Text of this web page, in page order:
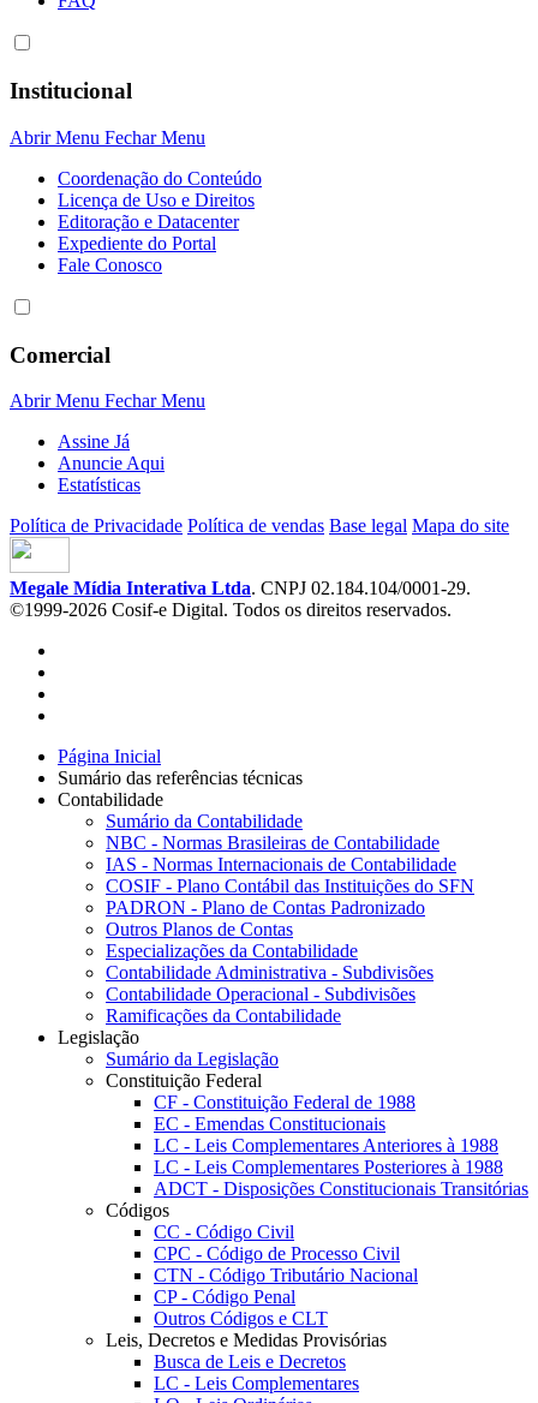
Institucional
Abrir Menu Fechar Menu
Coordenação do Conteúdo
Licença de Uso e Direitos
Editoração e Datacenter
Expediente do Portal
Fale Conosco
Comercial
Abrir Menu Fechar Menu
Assine Já
Anuncie Aqui
Estatísticas
Política de Privacidade Política de vendas Base legal Mapa do site
Megale Mídia Interativa Ltda. CNPJ 02.184.104/0001-29.
©1999-2026 Cosif-e Digital. Todos os direitos reservados.
Página Inicial
Sumário das referências técnicas
Contabilidade
Sumário da Contabilidade
NBC - Normas Brasileiras de Contabilidade
IAS - Normas Internacionais de Contabilidade
COSIF - Plano Contábil das Instituições do SFN
PADRON - Plano de Contas Padronizado
Outros Planos de Contas
Especializações da Contabilidade
Contabilidade Administrativa - Subdivisões
Contabilidade Operacional - Subdivisões
Ramificações da Contabilidade
Legislação
Sumário da Legislação
Constituição Federal
CF - Constituição Federal de 1988
EC - Emendas Constitucionais
LC - Leis Complementares Anteriores à 1988
LC - Leis Complementares Posteriores à 1988
ADCT - Disposições Constitucionais Transitórias
Códigos
CC - Código Civil
CPC - Código de Processo Civil
CTN - Código Tributário Nacional
CP - Código Penal
Outros Códigos e CLT
Leis, Decretos e Medidas Provisórias
Busca de Leis e Decretos
LC - Leis Complementares